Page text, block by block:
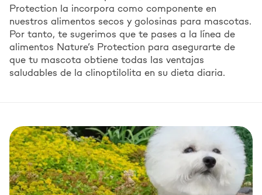
Protection la incorpora como componente en
nuestros alimentos secos y golosinas para mascotas.
Por tanto, te sugerimos que te pases a la línea de
alimentos Nature’s Protection para asegurarte de
que tu mascota obtiene todas las ventajas
saludables de la clinoptilolita en su dieta diaria.